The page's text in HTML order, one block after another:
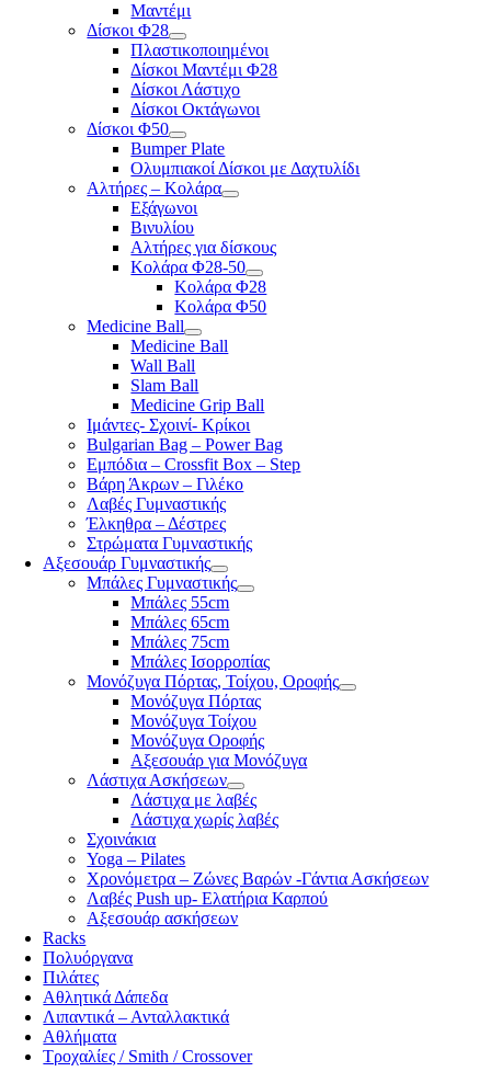
Μαντέμι
Δίσκοι Φ28
Πλαστικοποιημένοι
Δίσκοι Μαντέμι Φ28
Δίσκοι Λάστιχο
Δίσκοι Οκτάγωνοι
Δίσκοι Φ50
Bumper Plate
Ολυμπιακοί Δίσκοι με Δαχτυλίδι
Αλτήρες – Κολάρα
Εξάγωνοι
Βινυλίου
Αλτήρες για δίσκους
Κολάρα Φ28-50
Κολάρα Φ28
Κολάρα Φ50
Medicine Ball
Medicine Ball
Wall Ball
Slam Ball
Medicine Grip Ball
Ιμάντες- Σχοινί- Κρίκοι
Bulgarian Bag – Power Bag
Εμπόδια – Crossfit Box – Step
Βάρη Άκρων – Γιλέκο
Λαβές Γυμναστικής
Έλκηθρα – Δέστρες
Στρώματα Γυμναστικής
Αξεσουάρ Γυμναστικής
Μπάλες Γυμναστικής
Μπάλες 55cm
Μπάλες 65cm
Μπάλες 75cm
Μπάλες Ισορροπίας
Μονόζυγα Πόρτας, Τοίχου, Οροφής
Μονόζυγα Πόρτας
Μονόζυγα Τοίχου
Μονόζυγα Οροφής
Αξεσουάρ για Μονόζυγα
Λάστιχα Ασκήσεων
Λάστιχα με λαβές
Λάστιχα χωρίς λαβές
Σχοινάκια
Yoga – Pilates
Χρονόμετρα – Ζώνες Βαρών -Γάντια Ασκήσεων
Λαβές Push up- Ελατήρια Καρπού
Αξεσουάρ ασκήσεων
Racks
Πολυόργανα
Πιλάτες
Αθλητικά Δάπεδα
Λιπαντικά – Ανταλλακτικά
Αθλήματα
Τροχαλίες / Smith / Crossover